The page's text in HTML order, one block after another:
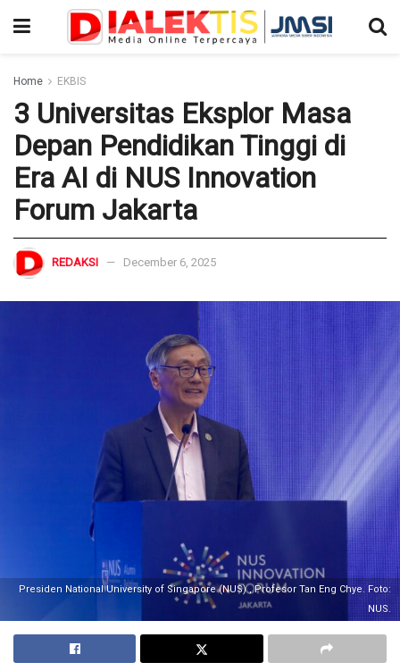
Home EKBIS
3 Universitas Eksplor Masa
Depan Pendidikan Tinggi di
Era AI di NUS Innovation
Forum Jakarta
REDAKSI December 6, 2025
Presiden National University of Singapore (NUS) , Profesor Tan Eng Chye. Foto:
NUS.